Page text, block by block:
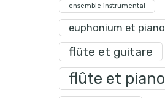
ensemble instrumental
euphonium et piano
flûte et guitare
flûte et piano